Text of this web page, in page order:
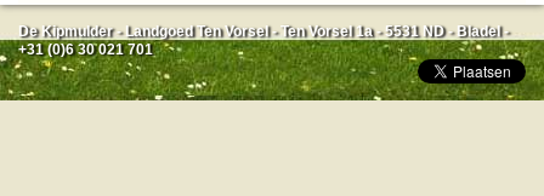
De Kipmulder - Landgoed Ten Vorsel - Ten Vorsel 1a - 5531 ND - Bladel -
+31 (0)6 30 021 701